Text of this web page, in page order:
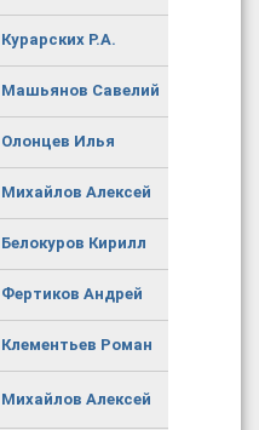
Курарских Р.А.
Машьянов Савелий
Олонцев Илья
Михайлов Алексей
Белокуров Кирилл
Фертиков Андрей
Клементьев Роман
Михайлов Алексей